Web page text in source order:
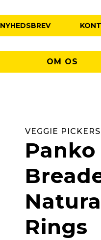
NYHEDSBREV
OM OS
VEGGIE
Panko
Rings